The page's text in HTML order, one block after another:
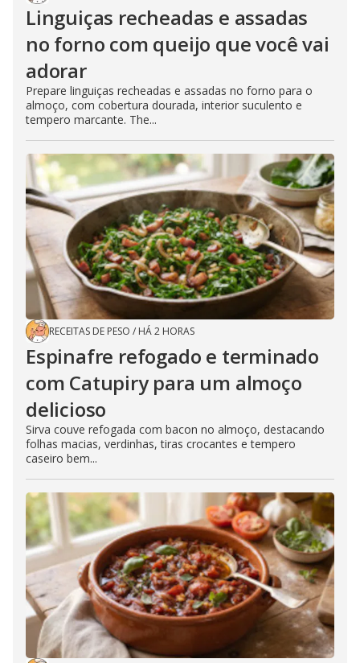
Linguiças recheadas e assadas
no forno com queijo que você vai
adorar
Prepare linguiças recheadas e assadas no forno para o
almoço, com cobertura dourada, interior suculento e
tempero marcante. The...
RECEITAS DE PESO / HÁ 2 HORAS
Espinafre refogado e terminado
com Catupiry para um almoço
delicioso
Sirva couve refogada com bacon no almoço, destacando
folhas macias, verdinhas, tiras crocantes e tempero
caseiro bem...